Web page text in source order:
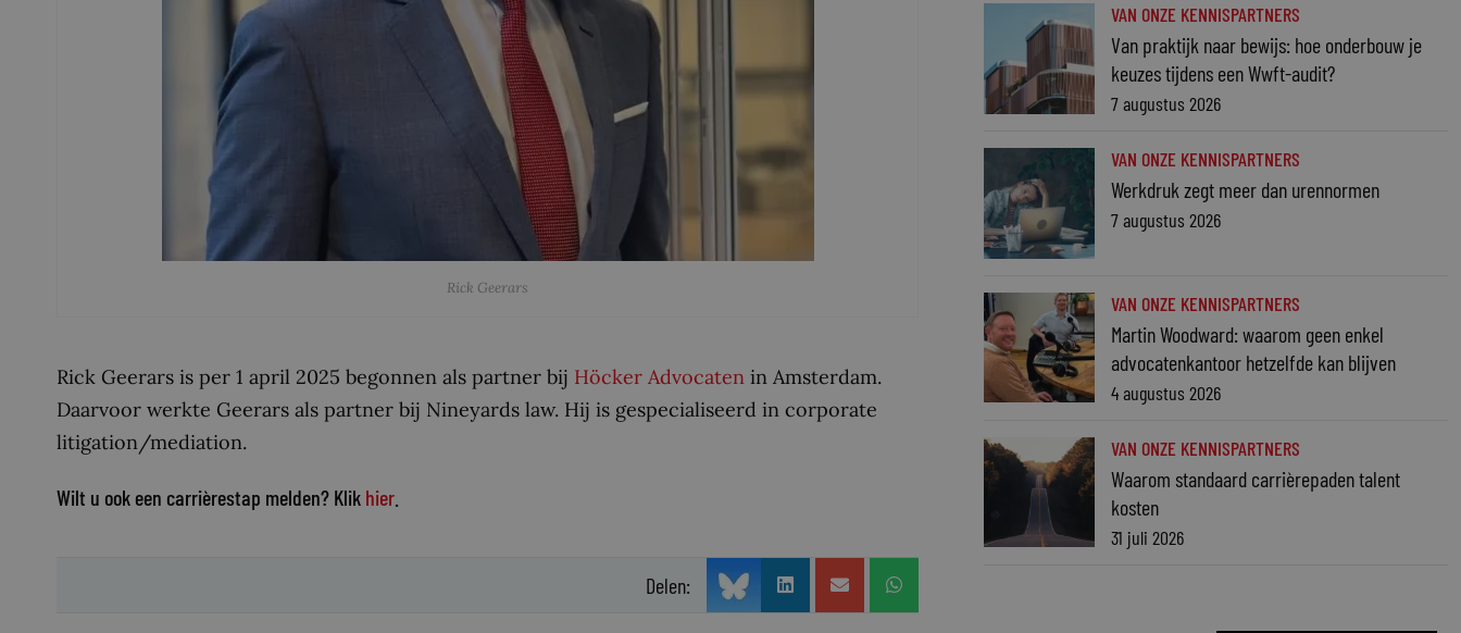
Rick Geerars
Rick Geerars is per 1 april 2025 begonnen als partner bij Höcker Advocaten in Amsterdam.
Daarvoor werkte Geerars als partner bij Nineyards law. Hij is gespecialiseerd in corporate
litigation/mediation.
Wilt u ook een carrièrestap melden? Klik hier
Delen:
VAN ONZE KENNISPARTNERS
Van praktijk naar bewijs: hoe onderbouw je
keuzes tijdens een Wwft-audit?
7 augustus 2026
VAN ONZE KENNISPARTNERS
Werkdruk zegt meer dan urennormen
7 augustus 2026
VAN ONZE KENNISPARTNERS
Martin Woodward: waarom geen enkel
advocatenkantoor hetzelfde kan blijven
4 augustus 2026
VAN ONZE KENNISPARTNERS
Waarom standaard carrièrepaden talent
kosten
31 juli 2026